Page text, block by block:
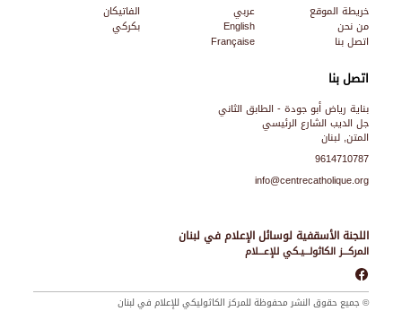
اللجنة الأسقفية لوسائل الإعلام في لبنان
المركـــز الكاثولـــيـكي للإعـــلام
اتصل بنا
بناية رياض أبو جودة - الطابق الثاني
جل الديب الشارع الرئيسي
المتن, لبنان
9614710787
info@centrecatholique.org
خريطة الموقع
من نحن
اتصل بنا
عربي
English
Française
الفاتيكان
بكركي
© جميع حقوق النشر محفوظة للمركز الكاثوليكي للإعلام في لبنان